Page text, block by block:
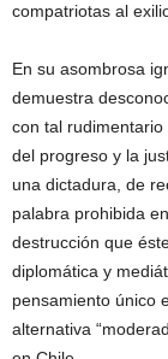
compatriotas al
En su asombrosa
demuestra
con tal
del progreso y la
una dictadura, de
palabra prohibida
destrucción que
diplomática y
pensamiento único
alternativa